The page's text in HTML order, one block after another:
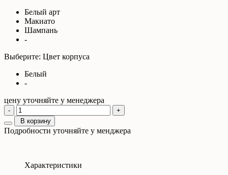
Белый арт
Макиато
Шампань
-
Выберите: Цвет корпуса
Белый
-
цену уточняйте у менеджера
-
+
В корзину
Подробности уточняйте у менджера
Характеристики